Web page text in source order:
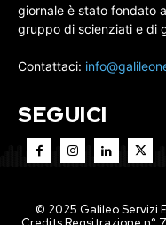
giornale è stato fondato
gruppo di scienziati e di
Contattaci:
SEGUICI
© 2025 Galileo Servizi